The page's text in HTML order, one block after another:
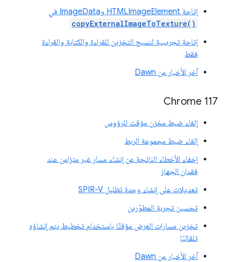
إتاحة HTMLImageElement وImageData في
copyExternalImageToTexture()
إتاحة تجريبية لنسيج التخزين للقراءة والكتابة والقراءة
فقط
آخر الأخبار من Dawn
‫Chrome 117
إلغاء ضبط مخزن مؤقت للرؤوس
إلغاء ضبط مجموعة الربط
إخفاء الأخطاء الناتجة عن إنشاء مسار غير متزامن عند
فقدان الجهاز
تعديلات على إنشاء وحدة تظليل SPIR-V
تحسين تجربة المطوّرين
تخزين مسارات العرض مؤقتًا باستخدام تخطيط يتم إنشاؤه
تلقائيًا
آخر الأخبار من Dawn